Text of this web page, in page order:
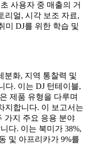
사용자 중 매출의 거
리얼, 시각 보조 자료,
미 DJ를 위한 학습 및
분화, 지역 통찰력 및
다. 이는 DJ 턴테이블,
제품 유형을 다루며
지합니다. 이 보고서는
가지 주요 응용 분야
다. 이는 북미가 38%,
및 아프리카가 9%를